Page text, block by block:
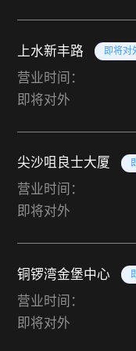
上水新丰路 即将对
营业时间：
即将对外
尖沙咀良士大厦
营业时间：
即将对外
铜锣湾金堡中心
营业时间：
即将对外